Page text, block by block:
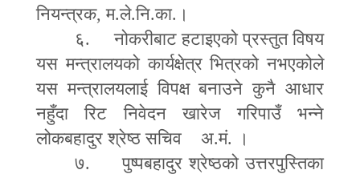
नियन्त्रक,म.ले.नि.का.।
६. नोकरीबाट हटाइएको प्रस्तुत विषय
यस मन्त्रालयको कार्यक्षेत्र भित्रको नभएकोले
यस मन्त्रालयलाई विपक्ष बनाउने कुनै आधार
नहुँदा रिट निवेदन खारेज गरिपाउँ भन्ने
लोकबहादुर श्रेष्ठ सचिव
अ.मं. ।
७. पुष्पबहादुर श्रेष्ठको उत्तरपुस्तिका